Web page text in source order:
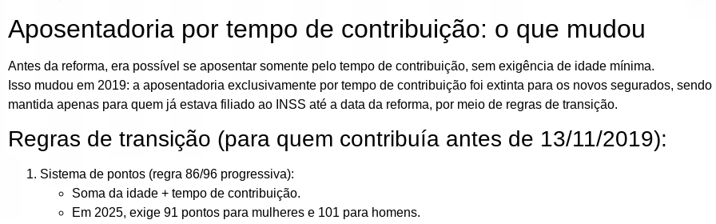
Aposentadoria por tempo de contribuição: o que mudou
Antes da reforma, era possível se aposentar somente pelo tempo de contribuição, sem exigência de idade mínima.
Isso mudou em 2019: a aposentadoria exclusivamente por tempo de contribuição foi extinta para os novos segurados, sendo
mantida apenas para quem já estava filiado ao INSS até a data da reforma, por meio de regras de transição.
Regras de transição (para quem contribuía antes de 13/11/2019):
Sistema de pontos (regra 86/96 progressiva):
Soma da idade + tempo de contribuição.
Em 2025, exige 91 pontos para mulheres e 101 para homens.